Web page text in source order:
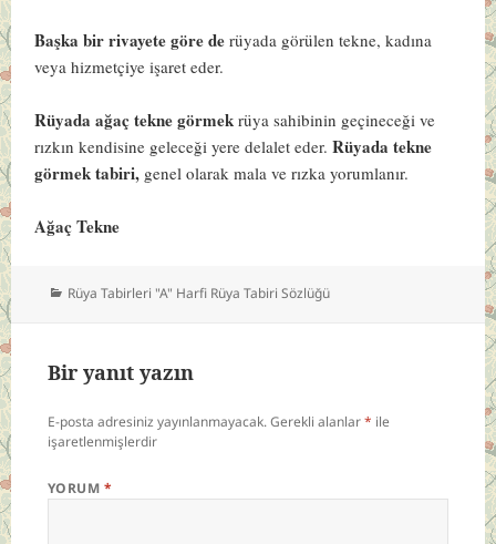
Başka bir rivayete göre de rüyada görülen tekne, kadına
veya hizmetçiye işaret eder.
Rüyada ağaç tekne görmek rüya sahibinin geçineceği ve
rızkın kendisine geleceği yere delalet eder.Rüyada tekne
görmek tabiri, genel olarak mala ve rızka yorumlanır.
Ağaç Tekne
Kategoriler
Rüya Tabirleri "A" Harfi Rüya Tabiri Sözlüğü
Bir yanıt yazın
E-posta adresiniz yayınlanmayacak.Gerekli alanlar* ile
işaretlenmişlerdir
YORUM *